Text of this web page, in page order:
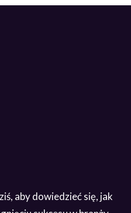
aby dowiedzieć się, jak